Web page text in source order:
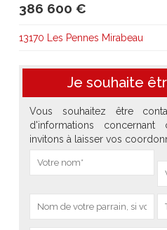
386 600 €
13170 Les Pennes Mirabeau
Je souhaite
Vous souhaitez être
d'informations
invitons à laisser vos